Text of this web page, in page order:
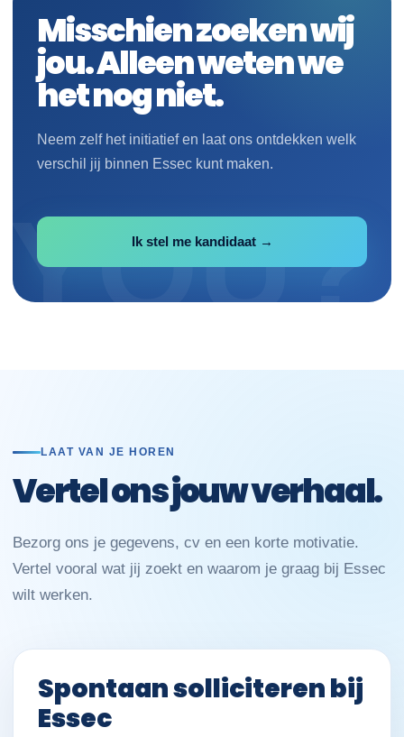
Misschien zoeken wij
jou. Alleen weten we
het nog niet.
Neem zelf het initiatief en laat ons ontdekken welk
verschil jij binnen Essec kunt maken.
Ik stel me kandidaat →
LAAT VAN JE HOREN
Vertel ons jouw verhaal.
Bezorg ons je gegevens, cv en een korte motivatie.
Vertel vooral wat jij zoekt en waarom je graag bij Essec
wilt werken.
Spontaan solliciteren bij
Essec